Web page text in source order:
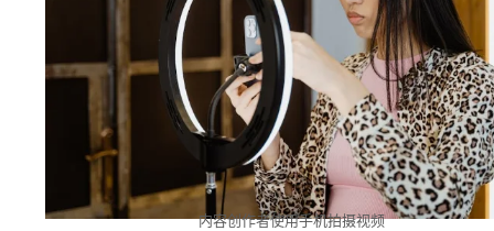
内容创作者使用手机拍摄视频